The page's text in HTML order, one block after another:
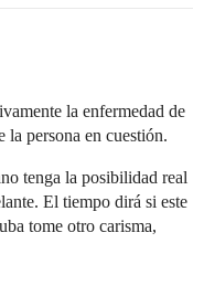
la enfermedad de
la persona en cuestión.
tenga la posibilidad real
El tiempo dirá si este
tome otro carisma,